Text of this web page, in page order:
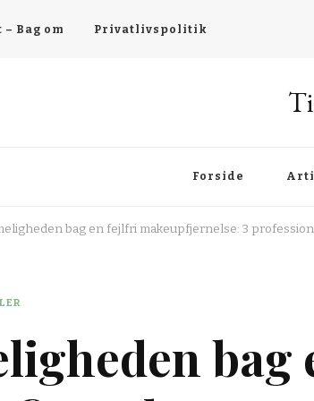
Bag om Privatlivspolitik
Forside
bag en fejlfri makeupfjernelse: 3